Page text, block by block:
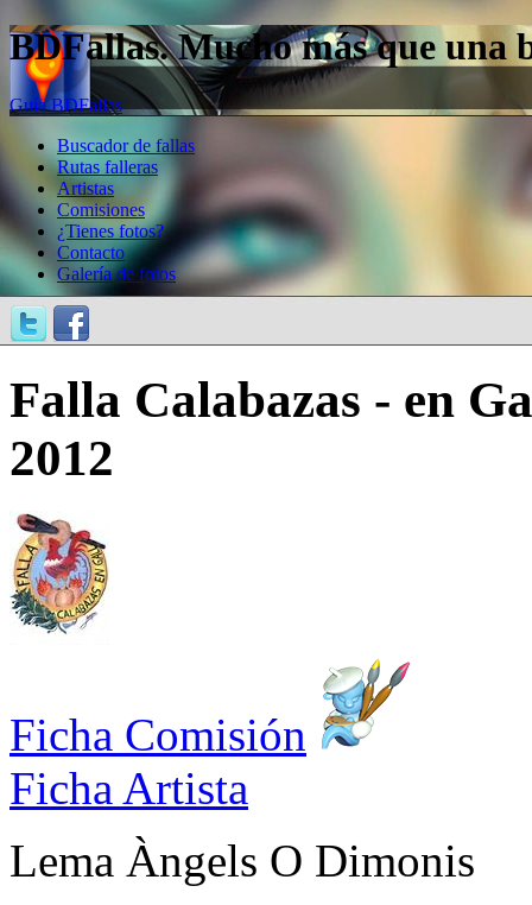
BDFallas. Mucho más que una
Guía BDFallas
Buscador de fallas
Rutas falleras
Artistas
Comisiones
¿Tienes fotos?
Contacto
Galería de fotos
Falla Calabazas - en
2012
Ficha Comisión
Ficha Artista
Lema Àngels O Dimonis